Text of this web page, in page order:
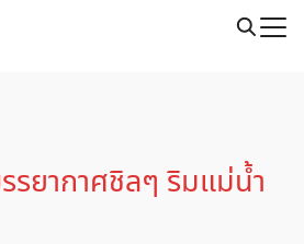
รยากาศชิลๆ ริมแม่น้ำ